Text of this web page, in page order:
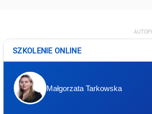
SZKOLENIE ONLINE
Małgorzata Tarkowska